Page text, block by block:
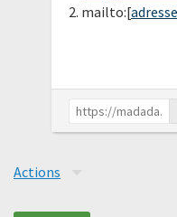
2. mailto:[
Actions